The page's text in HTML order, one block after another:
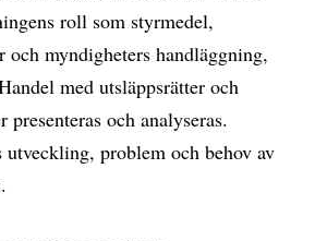
roll som styrmedel,
myndigheters handläggning,
med utsläppsrätter och
presenteras och analyseras.
utveckling, problem och behov av